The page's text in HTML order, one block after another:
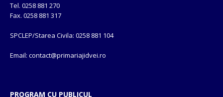
Tel. 0258 881 270
Fax. 0258 881 317
SPCLEP/Starea Civila: 0258 881 104
Email: contact@primariajidvei.ro
PROGRAM CU PUBLICUL